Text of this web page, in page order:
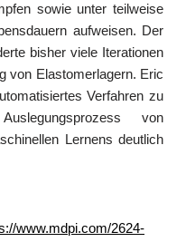
sowie unter teilweise
aufweisen. Der
bisher viele Iterationen
von Elastomerlagern. Eric
Verfahren zu
von
Lernens deutlich
www.mdpi.com/2624-